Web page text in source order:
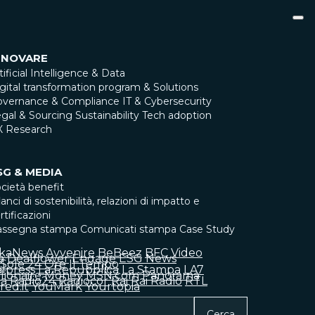
Intelligence & Data
transformation program & Solutions
& Compliance IT & Cybersecurity
& Sourcing Sustainability Tech adoption
Research
& MEDIA
benefit
di sostenibilità, relazioni di impatto e
stampa Comunicati stampa Case Study
Avvenire BeBeez BFC Video
Dealflower Engage ESG News
24 Ore Il Tempo
La Repubblica La Stampa LA7
Money MSN.com Panorama
Radio24 Radiocor Rai Rai Radio RTL
YouMark Yourtopia